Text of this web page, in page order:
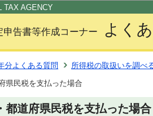
AGENCY
申告書等作成コーナー よく
分よくある質問
所得税の取扱いを調べ
県民税を支払った場合
都道府県民税を支払った場合